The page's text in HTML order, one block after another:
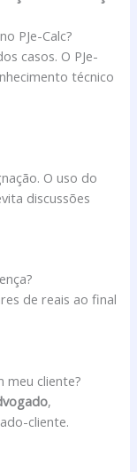
PJe-Calc?
casos. O PJe-
técnico
O uso do
discussões
de reais ao final
meu cliente?
,
cliente.